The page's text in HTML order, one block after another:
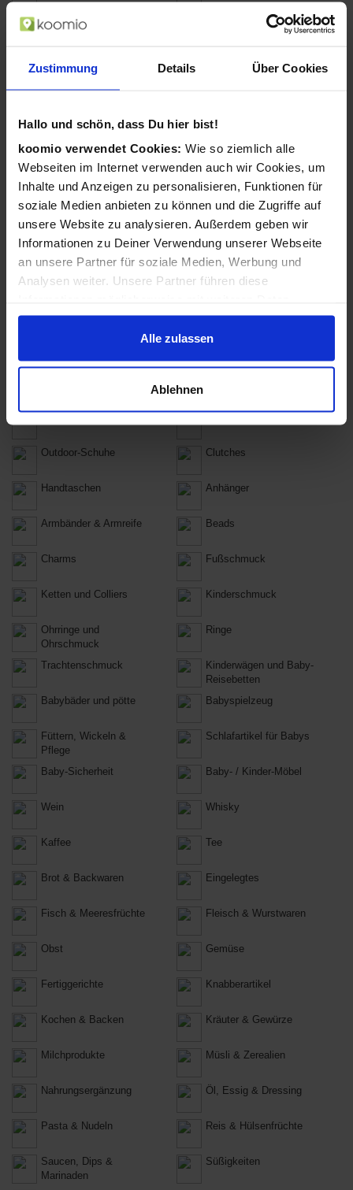
Zustimmung Details Über Cookies
Hallo und schön, dass Du hier bist!
koomio verwendet Cookies: Wie so ziemlich alle
Webseiten im Internet verwenden auch wir Cookies, um
Inhalte und Anzeigen zu personalisieren, Funktionen für
soziale Medien anbieten zu können und die Zugriffe auf
unsere Website zu analysieren. Außerdem geben wir
Informationen zu Deiner Verwendung unserer Webseite
an unsere Partner für soziale Medien, Werbung und
Analysen weiter. Unsere Partner führen diese
zusammen, die Du ihnen bereitgestellt hast oder die sie
im Rahmen Deiner Nutzung der Dienste gesammelt
haben.
Alle zulassen
Ablehnen
Hemden
Jacken & Mäntel
Socken, Strümpfe und
Strumpfhosen
Ballerinas
Clogs & Pantoletten Schnürschuhe
Halbschuhe Hausschuhe
Pumps High Heels
Schuhzubehör & Pflege Sneakers
Outdoor-Schuhe Clutches
Handtaschen Anhänger
Armbänder & Armreife Beads
Charms Fußschmuck
Ketten und Colliers Kinderschmuck
Ohrringe und
Ohrschmuck
Ringe
Trachtenschmuck
Kinderwägen und Baby-
Reisebetten
Babybäder und pötte
Babyspielzeug
Füttern, Wickeln &
Pflege
Schlafartikel für Babys
Baby-Sicherheit Baby- / Kinder-Möbel
Wein Whisky
Kaffee Tee
Brot & Backwaren Eingelegtes
Fisch & Meeresfrüchte Fleisch & Wurstwaren
Obst Gemüse
Fertiggerichte Knabberartikel
Kochen & Backen Kräuter & Gewürze
Milchprodukte Müsli & Zerealien
Nahrungsergänzung Öl, Essig & Dressing
Pasta & Nudeln Reis & Hülsenfrüchte
Saucen, Dips &
Marinaden
Süßigkeiten